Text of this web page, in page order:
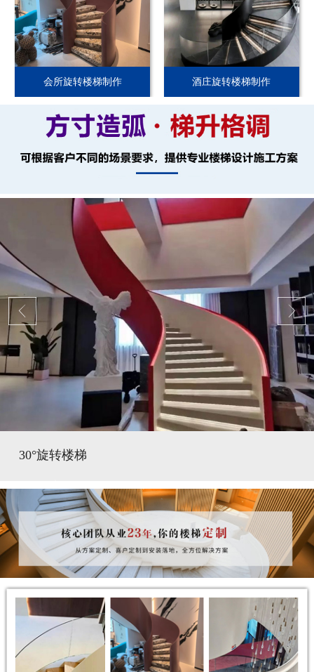
会所旋转楼梯制作 酒庄旋转楼梯制作
30°旋转楼梯